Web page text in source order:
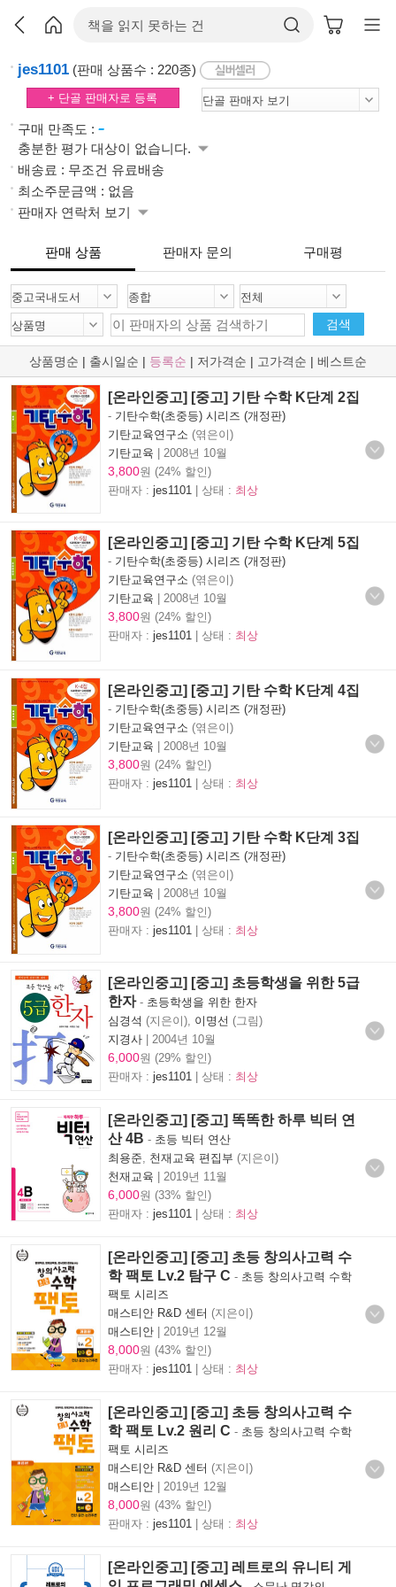
jes1101 (판매 상품수 : 220종)
+ 단골 판매자로 등록
구매 만족도 : -
충분한 평가 대상이 없습니다.
배송료 : 무조건 유료배송
최소주문금액 : 없음
판매자 연락처 보기
판매 상품 판매자 문의 구매평
검색
상품명순 | 출시일순 | 등록순 | 저가격순 | 고가격순 | 베스트순
[온라인중고] [중고] 기탄 수학 K단계 2집
- 기탄수학(초중등) 시리즈 (개정판)
기탄교육연구소 (엮은이)
기탄교육 | 2008년 10월
3,800원 (24% 할인)
판매자 : jes1101 | 상태 : 최상
[온라인중고] [중고] 기탄 수학 K단계 5집
- 기탄수학(초중등) 시리즈 (개정판)
기탄교육연구소 (엮은이)
기탄교육 | 2008년 10월
3,800원 (24% 할인)
판매자 : jes1101 | 상태 : 최상
[온라인중고] [중고] 기탄 수학 K단계 4집
- 기탄수학(초중등) 시리즈 (개정판)
기탄교육연구소 (엮은이)
기탄교육 | 2008년 10월
3,800원 (24% 할인)
판매자 : jes1101 | 상태 : 최상
[온라인중고] [중고] 기탄 수학 K단계 3집
- 기탄수학(초중등) 시리즈 (개정판)
기탄교육연구소 (엮은이)
기탄교육 | 2008년 10월
3,800원 (24% 할인)
판매자 : jes1101 | 상태 : 최상
[온라인중고] [중고] 초등학생을 위한 5급
한자- 초등학생을 위한 한자
심경석 (지은이), 이명선 (그림)
지경사 | 2004년 10월
6,000원 (29% 할인)
판매자 : jes1101 | 상태 : 최상
[온라인중고] [중고] 똑똑한 하루 빅터 연
산 4B - 초등 빅터 연산
최용준
천재교육 편집부 (지은이)
천재교육 | 2019년 11월
6,000원 (33% 할인)
판매자 : jes1101 | 상태 : 최상
[온라인중고] [중고] 초등 창의사고력 수
학 팩토 Lv.2 탐구 C - 초등 창의사고력 수학
팩토 시리즈
매스티안 R&D 센터 (지은이)
매스티안 | 2019년 12월
8,000원 (43% 할인)
판매자 : jes1101 | 상태 : 최상
[온라인중고] [중고] 초등 창의사고력 수
학 팩토 Lv.2 원리 C - 초등 창의사고력 수학
팩토 시리즈
매스티안 R&D 센터 (지은이)
매스티안 | 2019년 12월
8,000원 (43% 할인)
판매자 : jes1101 | 상태 : 최상
[온라인중고] [중고] 레트로의 유니티 게